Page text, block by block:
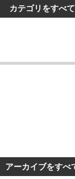
カテゴリをすべ
アーカイブをすべ